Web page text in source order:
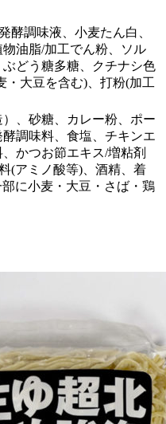
酵調味液、小麦たん白、
油脂/加工でん粉、ソル
どう糖多糖、クチナシ色
・大豆を含む)、打粉(加工
、砂糖、カレー粉、ポー
調味料、食塩、チキンエ
かつお節エキス/増粘剤
(アミノ酸等)、酒精、着
に小麦・大豆・さば・鶏